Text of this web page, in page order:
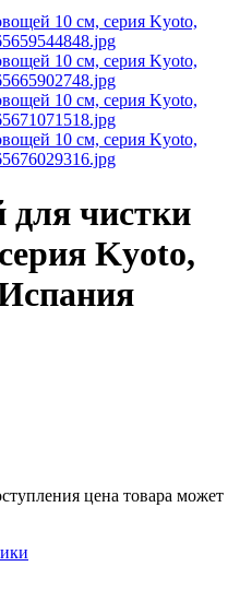
чистки
Kyoto,
цена товара может